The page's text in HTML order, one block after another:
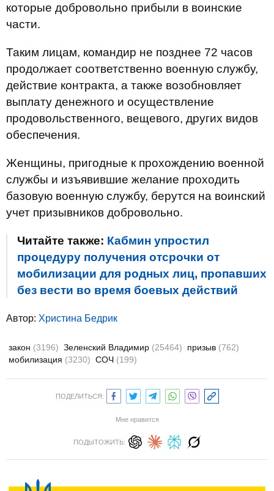
которые добровольно прибыли в воинские
части.
Таким лицам, командир не позднее 72 часов
продолжает соответственно военную службу,
действие контракта, а также возобновляет
выплату денежного и осуществление
продовольственного, вещевого, других видов
обеспечения.
Женщины, пригодные к прохождению военной
службы и изъявившие желание проходить
базовую военную службу, берутся на воинский
учет призывников добровольно.
Читайте также: Кабмин упростил
процедуру получения отсрочки от
мобилизации для родных лиц, пропавших
без вести во время боевых действий
Автор: Христина Бедрик
закон (3196) Зеленский Владимир (25464) призыв (762)
мобилизация (3230) СОЧ (199)
ПОДЕЛИТЬСЯ:
Мне нравится
ПОДЫТОЖИТЬ: